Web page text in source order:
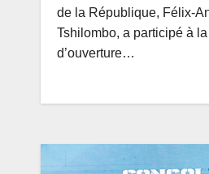
de la République, Félix-
Tshilombo, a participé à
d’ouverture…